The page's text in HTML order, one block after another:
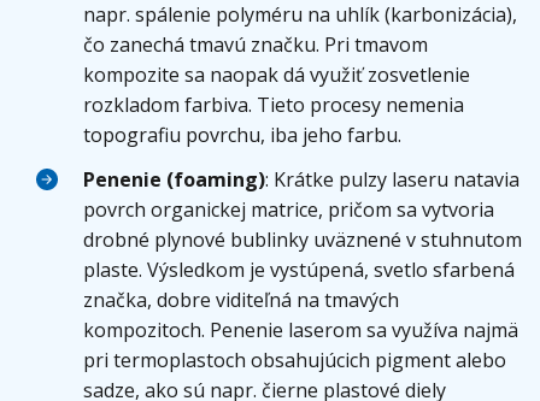
napr. spálenie polyméru na uhlík (karbonizácia),
čo zanechá tmavú značku. Pri tmavom
kompozite sa naopak dá využiť zosvetlenie
rozkladom farbiva. Tieto procesy nemenia
topografiu povrchu, iba jeho farbu.
Penenie (foaming): Krátke pulzy laseru natavia
povrch organickej matrice, pričom sa vytvoria
drobné plynové bublinky uväznené v stuhnutom
plaste. Výsledkom je vystúpená, svetlo sfarbená
značka, dobre viditeľná na tmavých
kompozitoch. Penenie laserom sa využíva najmä
pri termoplastoch obsahujúcich pigment alebo
sadze, ako sú napr. čierne plastové diely